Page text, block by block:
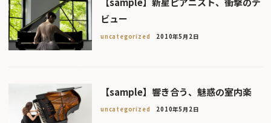
ビュー
uncategorized 2010年5月2日
【sample】響き合う、魅惑の室内楽
uncategorized 2010年5月2日